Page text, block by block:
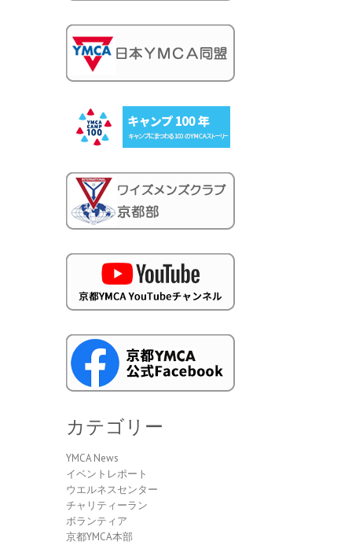
カテゴリー
YMCA News
イベントレポート
ウエルネスセンター
チャリティーラン
ボランティア
京都YMCA本部